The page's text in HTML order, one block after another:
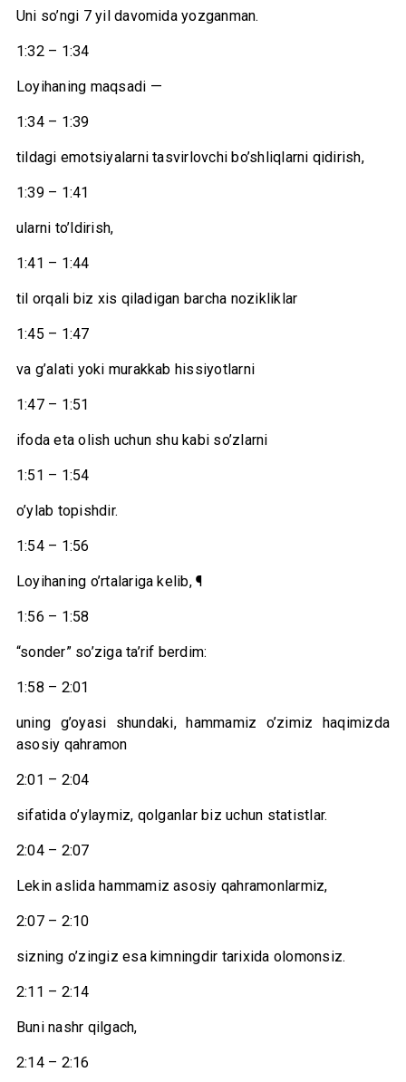
Uni so’ngi 7 yil davomida yozganman.
1:32 – 1:34
Loyihaning maqsadi —
1:34 – 1:39
tildagi emotsiyalarni tasvirlovchi bo’shliqlarni qidirish,
1:39 – 1:41
ularni to’ldirish,
1:41 – 1:44
til orqali biz xis qiladigan barcha nozikliklar
1:45 – 1:47
va g’alati yoki murakkab hissiyotlarni
1:47 – 1:51
ifoda eta olish uchun shu kabi so’zlarni
1:51 – 1:54
o’ylab topishdir.
1:54 – 1:56
Loyihaning o’rtalariga kelib, ¶
1:56 – 1:58
“sonder” so’ziga ta’rif berdim:
1:58 – 2:01
uning g’oyasi shundaki, hammamiz o’zimiz haqimizda
asosiy qahramon
2:01 – 2:04
sifatida o’ylaymiz, qolganlar biz uchun statistlar.
2:04 – 2:07
Lekin aslida hammamiz asosiy qahramonlarmiz,
2:07 – 2:10
sizning o’zingiz esa kimningdir tarixida olomonsiz.
2:11 – 2:14
Buni nashr qilgach,
2:14 – 2:16